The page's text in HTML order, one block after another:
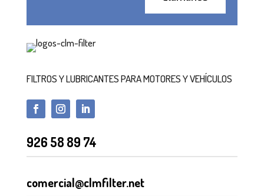
FILTROS Y LUBRICANTES PARA MOTORES Y VEHÍCULOS
926 58 89 74
comercial@clmfilter.net